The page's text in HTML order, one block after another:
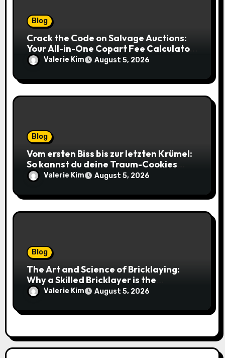
Blog
Crack the Code on Salvage Auctions:
Your All-in-One Copart Fee Calculator
Guide to Bidding Smarter
Valerie Kim August 5, 2026
Blog
Vom ersten Biss bis zur letzten Krümel:
So kannst du deine Traum-Cookies
einfach online bestellen
Valerie Kim August 5, 2026
Blog
The Art and Science of Bricklaying:
Why a Skilled Bricklayer is the
Foundation of Every Great Structure
Valerie Kim August 5, 2026